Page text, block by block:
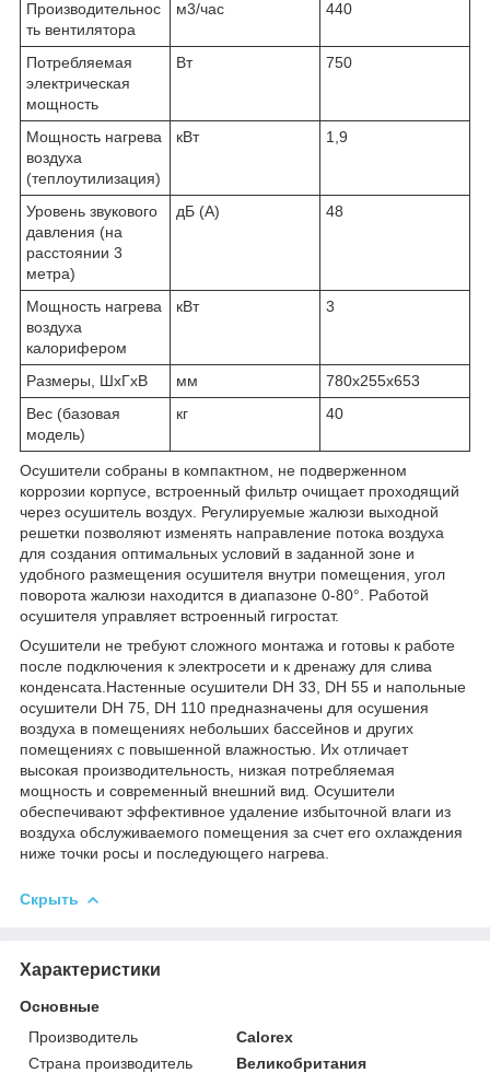
Производительнос
ть вентилятора
м3/час 440
Потребляемая
электрическая
мощность
Вт 750
Мощность нагрева
воздуха
(теплоутилизация)
кВт 1,9
Уровень звукового
давления (на
расстоянии 3
метра)
дБ (А) 48
Мощность нагрева
воздуха
калорифером
кВт 3
Размеры, ШхГхВ мм
780х255х653
Вес (базовая
модель)
кг 40
Осушители собраны в компактном, не подверженном
коррозии корпусе, встроенный фильтр очищает проходящий
через осушитель воздух. Регулируемые жалюзи выходной
решетки позволяют изменять направление потока воздуха
для создания оптимальных условий в заданной зоне и
удобного размещения осушителя внутри помещения, угол
поворота жалюзи находится в диапазоне 0-80°. Работой
осушителя управляет встроенный гигростат.
Осушители не требуют сложного монтажа и готовы к работе
после подключения к электросети и к дренажу для слива
конденсата.Настенные осушители DH 33, DH 55 и напольные
осушители DH 75, DH 110 предназначены для осушения
воздуха в помещениях небольших бассейнов и других
помещениях с повышенной влажностью. Их отличает
высокая производительность, низкая потребляемая
мощность и современный внешний вид. Осушители
обеспечивают эффективное удаление избыточной влаги из
воздуха обслуживаемого помещения за счет его охлаждения
ниже точки росы и последующего нагрева.
Скрыть
Характеристики
Основные
Производитель
Calorex
Страна производитель
Великобритания